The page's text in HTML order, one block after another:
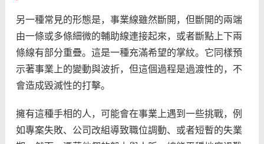
另一種常見的形態是，事業線雖然斷開，但斷開的兩端
由一條或多條細微的輔助線連接起來，或者斷點上下兩
條線有部分重疊。這是一種充滿希望的掌紋。它同樣預
示著事業上的變動與波折，但這個過程是過渡性的，不
會造成毀滅性的打擊。
擁有這種手相的人，可能會在事業上遇到一些挑戰，例
如專案失敗、公司改組導致職位調動、或者短暫的失業